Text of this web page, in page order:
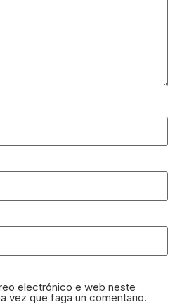
electrónico e web neste
vez que faga un comentario.